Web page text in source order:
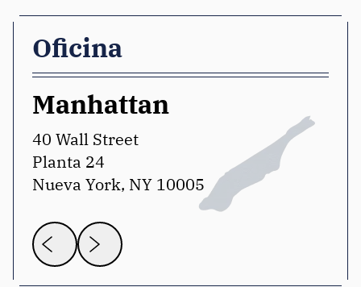
Oficina
Manhattan
40 Wall Street
Planta 24
Nueva York, NY 10005